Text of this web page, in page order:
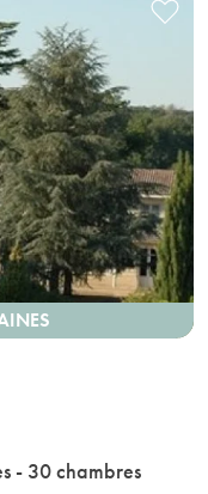
- 30 chambres